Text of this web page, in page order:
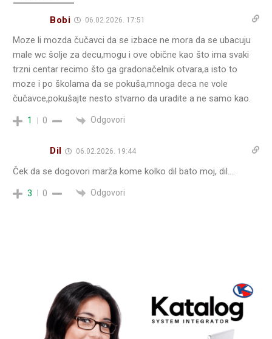
Bobi 06.02.2026. 17:51
Moze li mozda čučavci da se izbace ne mora da se ubacuju
male wc šolje za decu,mogu i ove obične kao što ima svaki
trzni centar recimo što ga gradonačelnik otvara,a isto to
moze i po školama da se pokuša,mnoga deca ne vole
čučavce,pokušajte nesto stvarno da uradite a ne samo kao.
1 0 Odgovori
Dil 06.02.2026. 19:44
Ček da se dogovori marža kome kolko dil bato moj, dil….
3 0 Odgovori